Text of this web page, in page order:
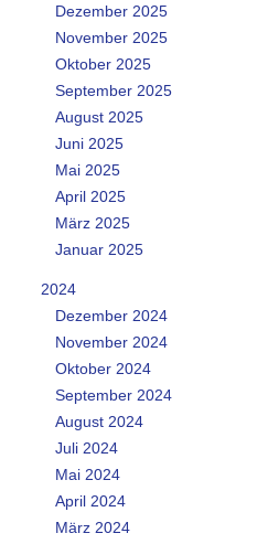
Dezember 2025
November 2025
Oktober 2025
September 2025
August 2025
Juni 2025
Mai 2025
April 2025
März 2025
Januar 2025
2024
Dezember 2024
November 2024
Oktober 2024
September 2024
August 2024
Juli 2024
Mai 2024
April 2024
März 2024